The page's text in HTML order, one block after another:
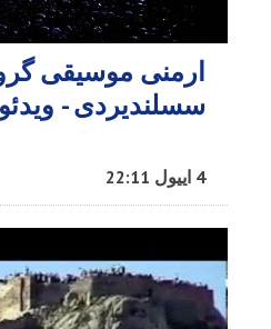
ارمنی موسیقی
سسلندیردی - ویدئو
4 اییول 22:11